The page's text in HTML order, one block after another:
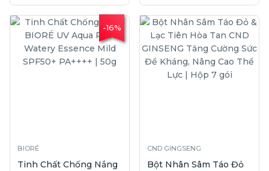
-16%
BIORÉ
Tinh Chất Chống Nắng
CND GINGSENG
Bột Nhân Sâm Táo Đỏ